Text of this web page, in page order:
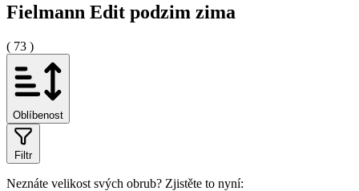
Fielmann Edit podzim zima
( 73 )
Oblíbenost
Filtr
Neznáte velikost svých obrub? Zjistěte to nyní: